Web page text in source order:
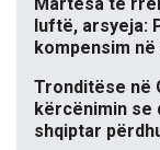
luftë, arsyeja:
kompensim
Tronditëse në
kërcënimin se
shqiptar